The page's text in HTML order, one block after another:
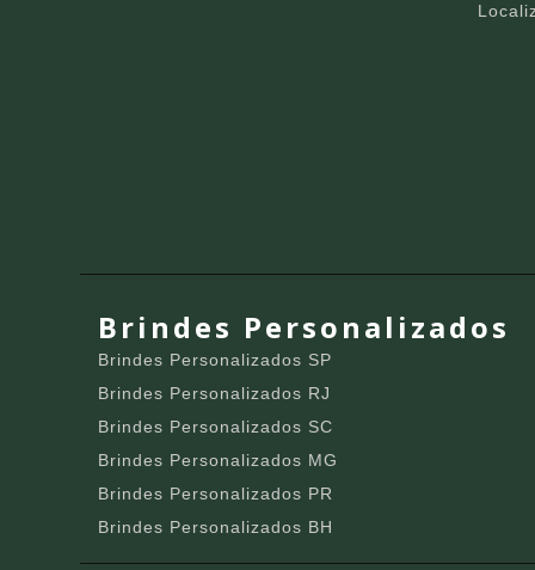
Brindes Personalizados
Brindes Personalizados SP
Brindes Personalizados RJ
Brindes Personalizados SC
Brindes Personalizados MG
Brindes Personalizados PR
Brindes Personalizados BH